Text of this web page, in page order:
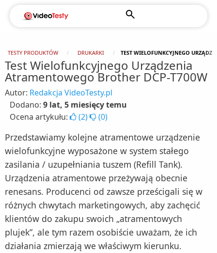
TESTY PRODUKTÓW DRUKARKI TEST WIELOFUNKCYJNEGO
Test Wielofunkcyjnego Urządzenia
Atramentowego Brother DCP-T700W
Autor: Redakcja VideoTesty.pl
Dodano: 9 lat, 5 miesięcy temu
Ocena artykułu:
(2) (0)
Przedstawiamy kolejne atramentowe urządzenie
wielofunkcyjne wyposażone w system stałego
zasilania / uzupełniania tuszem (Refill Tank).
Urządzenia atramentowe przeżywają obecnie
renesans. Producenci od zawsze prześcigali się w
różnych chwytach marketingowych, aby zachęcić
klientów do zakupu swoich „atramentowych
plujek”, ale tym razem osobiście uważam, że ich
działania zmierzają we właściwym kierunku.